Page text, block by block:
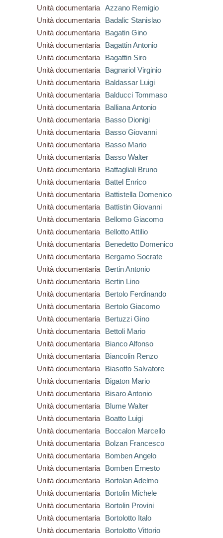
Unità documentaria
Azzano Remigio
Unità documentaria
Badalic Stanislao
Unità documentaria
Bagatin Gino
Unità documentaria
Bagattin Antonio
Unità documentaria
Bagattin Siro
Unità documentaria
Bagnariol Virginio
Unità documentaria
Baldassar Luigi
Unità documentaria
Balducci Tommaso
Unità documentaria
Balliana Antonio
Unità documentaria
Basso Dionigi
Unità documentaria
Basso Giovanni
Unità documentaria
Basso Mario
Unità documentaria
Basso Walter
Unità documentaria
Battagliali Bruno
Unità documentaria
Battel Enrico
Unità documentaria
Battistella Domenico
Unità documentaria
Battistin Giovanni
Unità documentaria
Bellomo Giacomo
Unità documentaria
Bellotto Attilio
Unità documentaria
Benedetto Domenico
Unità documentaria
Bergamo Socrate
Unità documentaria
Bertin Antonio
Unità documentaria
Bertin Lino
Unità documentaria
Bertolo Ferdinando
Unità documentaria
Bertolo Giacomo
Unità documentaria
Bertuzzi Gino
Unità documentaria
Bettoli Mario
Unità documentaria
Bianco Alfonso
Unità documentaria
Biancolin Renzo
Unità documentaria
Biasotto Salvatore
Unità documentaria
Bigaton Mario
Unità documentaria
Bisaro Antonio
Unità documentaria
Blume Walter
Unità documentaria
Boatto Luigi
Unità documentaria
Boccalon Marcello
Unità documentaria
Bolzan Francesco
Unità documentaria
Bomben Angelo
Unità documentaria
Bomben Ernesto
Unità documentaria
Bortolan Adelmo
Unità documentaria
Bortolin Michele
Unità documentaria
Bortolin Provini
Unità documentaria
Bortolotto Italo
Unità documentaria
Bortolotto Vittorio